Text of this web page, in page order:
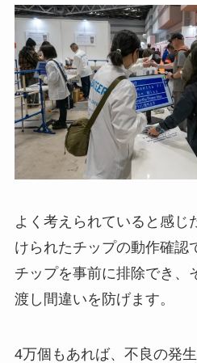
よく考えられていると感じ
けられたチップの動作確認
チップを事前に排除でき、
渡し間違いを防げます。
4万個もあれば、不良の発